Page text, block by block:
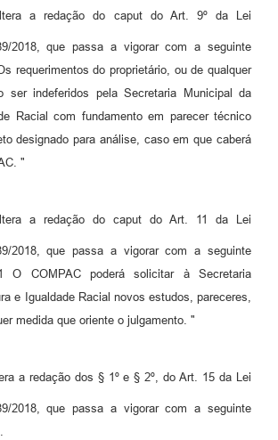
a redação do caput do Art. 9º da Lei
2018, que passa a vigorar com a seguinte
requerimentos do proprietário, ou de qualquer
ser indeferidos pela Secretaria Municipal da
Racial com fundamento em parecer técnico
designado para análise, caso em que caberá
"
a redação do caput do Art. 11 da Lei
2018, que passa a vigorar com a seguinte
O COMPAC poderá solicitar à Secretaria
e Igualdade Racial novos estudos, pareceres,
medida que oriente o julgamento. "
a redação dos § 1º e § 2º, do Art. 15 da Lei
2018, que passa a vigorar com a seguinte